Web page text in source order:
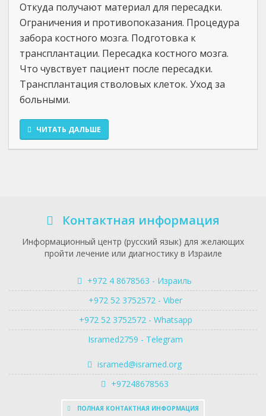
Откуда получают материал для пересадки.
Ограничения и противопоказания. Процедура
забора костного мозга. Подготовка к
трансплантации. Пересадка костного мозга.
Что чувствует пациент после пересадки.
Трансплантация стволовых клеток. Уход за
больными.
ЧИТАТЬ ДАЛЬШЕ
Контактная информация
Информационный центр (русский язык) для желающих
пройти лечение или диагностику в Израиле
+972 4 8678563 - Израиль
+972 52 3752572 - Viber
+972 52 3752572 - Whatsapp
Isramed2759 - Telegram
isramed@isramed.org
+97248678563
ПОЛНАЯ КОНТАКТНАЯ ИНФОРМАЦИЯ